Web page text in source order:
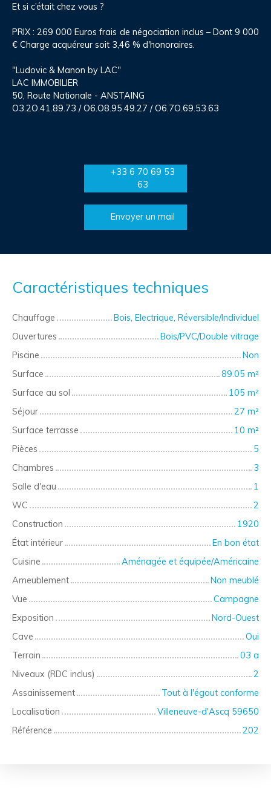
Et si c’était chez vous ?
PRIX : 269 000 Euros frais de négociation inclus – Dont 9 000
€ Charge acquéreur soit 3,46 % d'honoraires.
"Ludovic & Manon by LAC"
LAC IMMOBILIER
50, Route Nationale - ANSTAING
O3.2O.41.89.73 / O6.O8.95.49.27 / O6.7O.69.53.63
+33 6 70 69 53
63
Envoyer un mail
Caractéristiques techniques
Chauffage
Bois, Electrique, Réversible/Individuel
Ouvertures
Bois/PVC/Double vitrage
Piscine
Non
Surface
89.05 m²
Surface au sol
105 m²
Séjour
27 m²
Surface terrasse
10 m²
Pièces
5
Chambres
3
Salle d'eau
1
WC
2
Construction
1920
État intérieur
En bon état
Cuisine
Aménagée et équipée/Américaine
Ameublement
Non meublé
Vue
Campagne
Exposition
Nord-Ouest
Cave
Oui
Terrain
03 a
Niveaux (RDC inclus)
2
Assainissement
Tout à l'égout conforme
Localisation
Villeneuve-d'Ascq 59650
Référence
202